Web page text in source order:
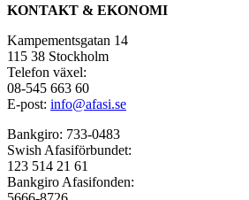
KONTAKT & EKONOMI
Kampementsgatan 14
115 38 Stockholm
Telefon växel:
08-545 663 60
E-post: info@afasi.se
Bankgiro: 733-0483
Swish Afasiförbundet:
123 514 21 61
Bankgiro Afasifonden: